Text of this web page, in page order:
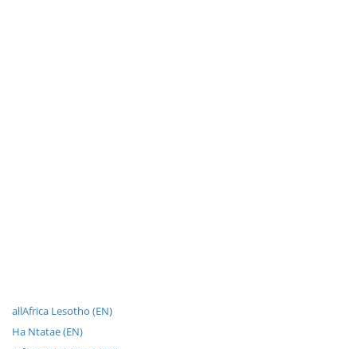
allAfrica Lesotho (EN)
Ha Ntatae (EN)